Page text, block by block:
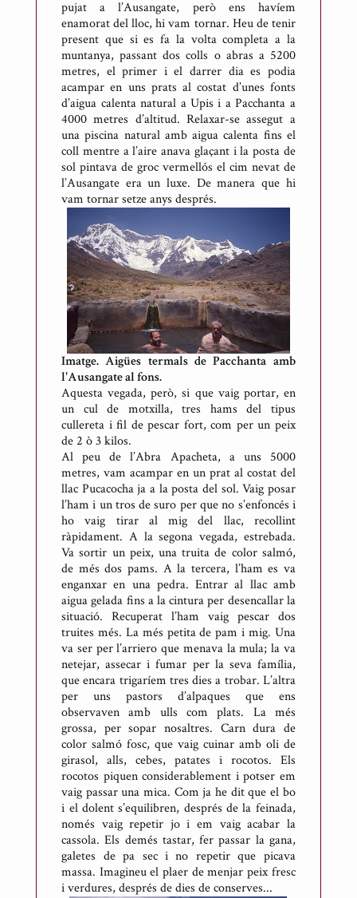
pujat a l’Ausangate, però ens havíem
enamorat del lloc, hi vam tornar. Heu de tenir
present que si es fa la volta completa a la
muntanya, passant dos colls o abras a 5200
metres, el primer i el darrer dia es podia
acampar en uns prats al costat d’unes fonts
d’aigua calenta natural a Upis i a Pacchanta a
4000 metres d’altitud. Relaxar-se assegut a
una piscina natural amb aigua calenta fins el
coll mentre a l’aire anava glaçant i la posta de
sol pintava de groc vermellós el cim nevat de
l’Ausangate era un luxe. De manera que hi
vam tornar setze anys després.
Imatge. Aigües termals de Pacchanta amb
l'Ausangate al fons.
Aquesta vegada, però, si que vaig portar, en
un cul de motxilla, tres hams del tipus
cullereta i fil de pescar fort, com per un peix
de 2 ò 3 kilos.
Al peu de l’Abra Apacheta, a uns 5000
metres, vam acampar en un prat al costat del
llac Pucacocha ja a la posta del sol. Vaig posar
l’ham i un tros de suro per que no s’enfoncés i
ho vaig tirar al mig del llac, recollint
ràpidament. A la segona vegada, estrebada.
Va sortir un peix, una truita de color salmó,
de més dos pams. A la tercera, l’ham es va
enganxar en una pedra. Entrar al llac amb
aigua gelada fins a la cintura per desencallar la
situació. Recuperat l’ham vaig pescar dos
truites més. La més petita de pam i mig. Una
va ser per l’arriero que menava la mula; la va
netejar, assecar i fumar per la seva família,
que encara trigaríem tres dies a trobar. L’altra
per uns pastors d’alpaques que ens
observaven amb ulls com plats. La més
grossa, per sopar nosaltres. Carn dura de
color salmó fosc, que vaig cuinar amb oli de
girasol, alls, cebes, patates i rocotos. Els
rocotos piquen considerablement i potser em
vaig passar una mica. Com ja he dit que el bo
i el dolent s’equilibren, després de la feinada,
només vaig repetir jo i em vaig acabar la
cassola. Els demés tastar, fer passar la gana,
galetes de pa sec i no repetir que picava
massa. Imagineu el plaer de menjar peix fresc
i verdures, després de dies de conserves...